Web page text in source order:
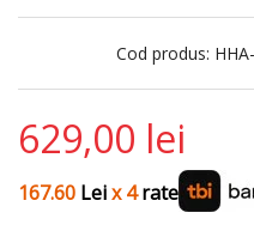
Cod produs:
629,00 lei
167.60 Leix 4rate